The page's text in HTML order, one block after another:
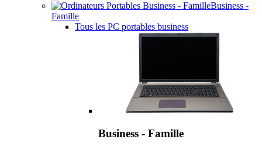
Business -
Famille
Tous les PC portables business
Business - Famille